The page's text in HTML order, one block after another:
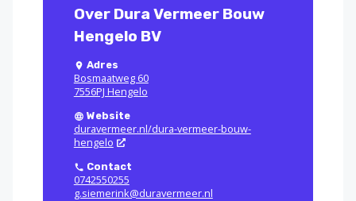
Over Dura Vermeer Bouw
Hengelo BV
Adres
Bosmaatweg 60
7556PJ Hengelo
Website
duravermeer.nl/dura-vermeer-bouw-
hengelo
Contact
0742550255
g.siemerink@duravermeer.nl